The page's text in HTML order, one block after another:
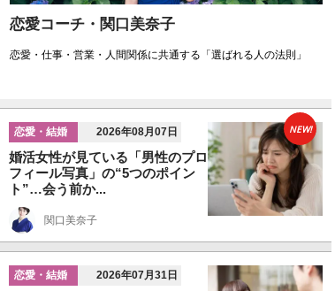
恋愛コーチ・関口美奈子
恋愛・仕事・営業・人間関係に共通する「選ばれる人の法則」
恋愛・結婚 2026年08月07日
婚活女性が見ている「男性のプロ
フィール写真」の“5つのポイン
ト”…会う前か...
関口美奈子
NEW!
恋愛・結婚 2026年07月31日